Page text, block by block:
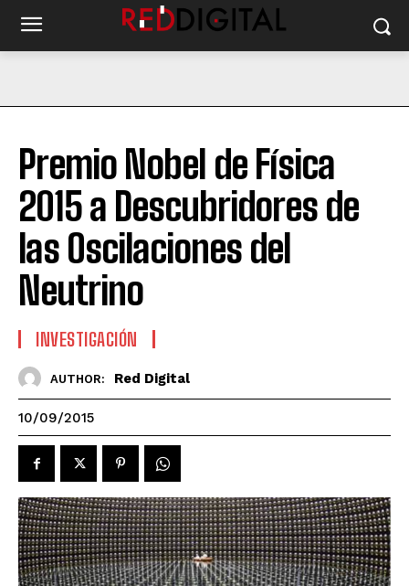
Premio Nobel de Física
2015 a Descubridores de
las Oscilaciones del
Neutrino
INVESTIGACIÓN
AUTHOR: Red Digital
10/09/2015